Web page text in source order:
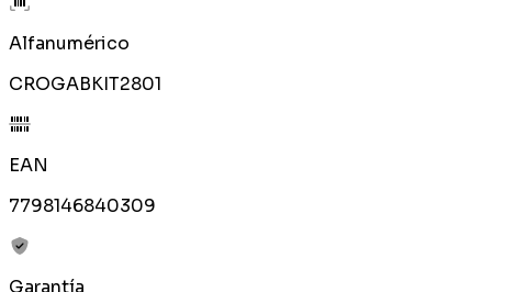
Alfanumérico
CROGABKIT2801
EAN
7798146840309
Garantía